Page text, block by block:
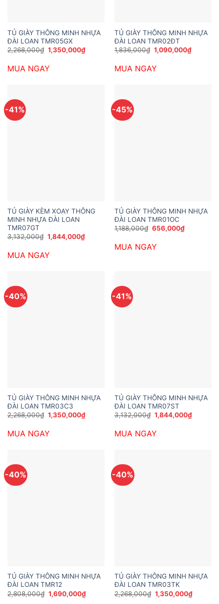
TỦ GIÀY THÔNG MINH NHỰA
ĐÀI LOAN TMR05GX
2,268,000₫ Giá
gốc
2,268,000₫.
1,350,000₫Giá
hiện
MUA NGAY
TỦ GIÀY THÔNG MINH NHỰA
ĐÀI LOAN TMR02ĐT
1,836,000₫ Giá
gốc
1,836,000₫.
1,090,000₫Giá
hiện
MUA NGAY
-41%
TỦ GIÀY KÈM XOAY THÔNG
MINH NHỰA ĐÀI LOAN
TMR07GT
3,132,000₫ Giá
gốc
3,132,000₫.
1,844,000₫Giá
hiện
MUA NGAY
-45%
TỦ GIÀY THÔNG MINH NHỰA
ĐÀI LOAN TMR01OC
1,188,000₫ Giá
1,188,000₫.
656,000₫Giá
hiện
MUA NGAY
-40%
TỦ GIÀY THÔNG MINH NHỰA
ĐÀI LOAN TMR03C3
2,268,000₫ Giá
gốc
2,268,000₫.
1,350,000₫Giá
hiện
MUA NGAY
-41%
TỦ GIÀY THÔNG MINH NHỰA
ĐÀI LOAN TMR07ST
3,132,000₫ Giá
gốc
3,132,000₫.
1,844,000₫Giá
hiện
MUA NGAY
-40%
TỦ GIÀY THÔNG MINH NHỰA
ĐÀI LOAN TMR12
2,808,000₫ Giá
gốc
1,690,000₫Giá
hiện
-40%
TỦ GIÀY THÔNG MINH NHỰA
ĐÀI LOAN TMR03TK
2,268,000₫ Giá
gốc
1,350,000₫Giá
hiện